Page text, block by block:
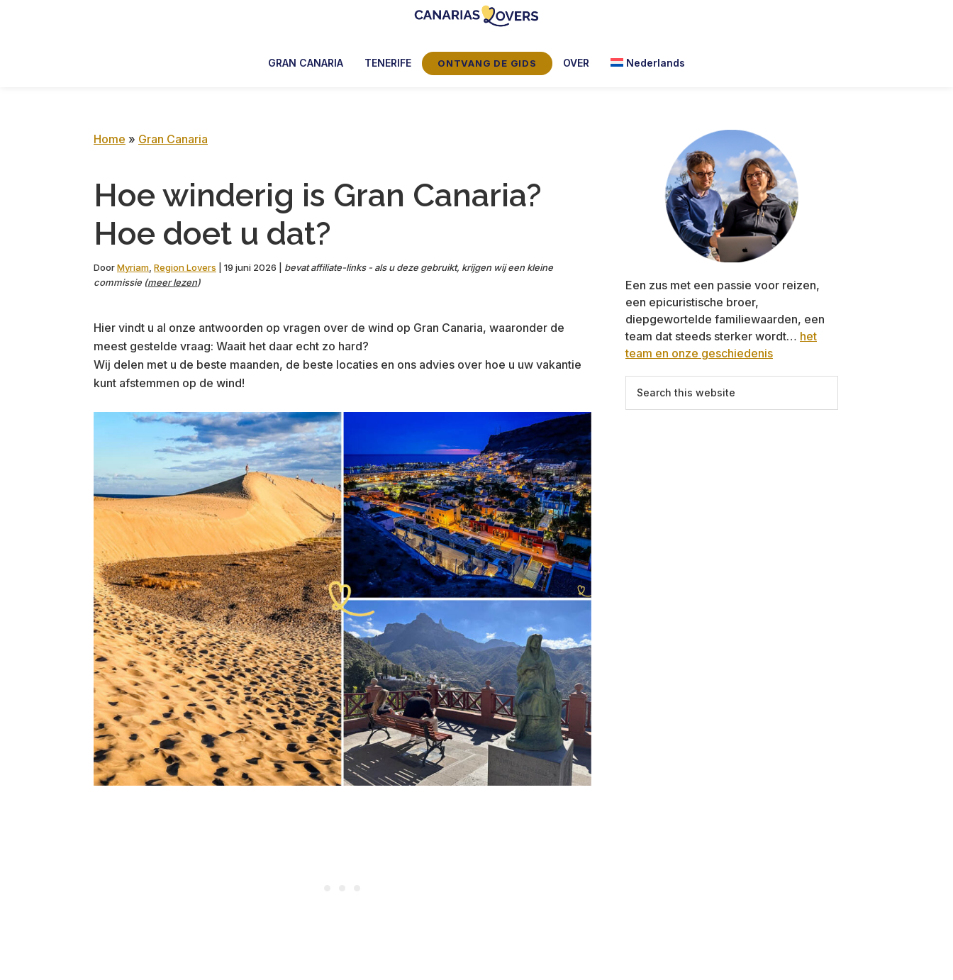
Lovers:
Tenerife
blog
GRAN CANARIA TENERIFE ONTVANG DE GIDS OVER Nederlands
Home » Gran Canaria
Hoe winderig is Gran Canaria?
Hoe doet u dat?
DoorMyriam Region Lovers 19 juni 2026
bevat affiliate-links - als u deze gebruikt, krijgen wij een kleine
commissie (meer lezen)
Hier vindt u al onze antwoorden op vragen over de wind op Gran Canaria, waaronder de
meest gestelde vraag: Waait het daar echt zo hard?
Wij delen met u de beste maanden, de beste locaties en ons advies over hoe u uw vakantie
kunt afstemmen op de wind!
Primary
Sidebar
Een zus met een passie voor reizen,
een epicuristische broer,
diepgewortelde familiewaarden, een
team dat steeds sterker wordt… het
team en onze geschiedenis
this